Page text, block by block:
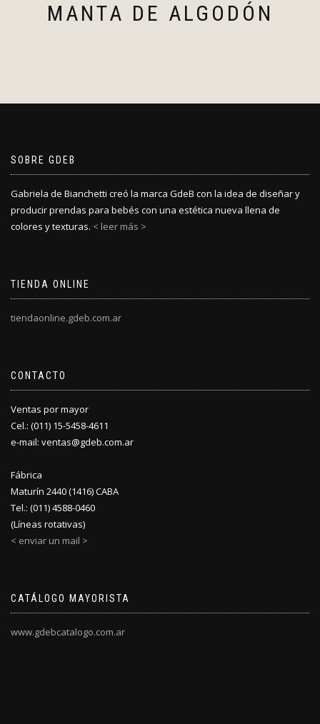
MANTA DE ALGODÓN
SOBRE GDEB
Gabriela de Bianchetti creó la marca GdeB con la idea de diseñar y
producir prendas para bebés con una estética nueva llena de
colores y texturas. < leer más >
TIENDA ONLINE
tiendaonline.gdeb.com.ar
CONTACTO
Ventas por mayor
Cel.: (011) 15-5458-4611
e-mail: ventas@gdeb.com.ar
Fábrica
Maturín 2440 (1416) CABA
Tel.: (011) 4588-0460
(Líneas rotativas)
< enviar un mail >
CATÁLOGO MAYORISTA
www.gdebcatalogo.com.ar